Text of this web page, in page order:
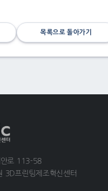
목록으로 돌아가기
안로 113-58
3D프린팅제조혁신센터